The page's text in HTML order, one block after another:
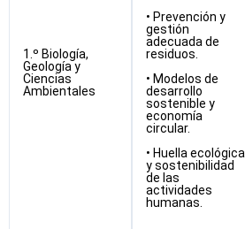
1.º Biología,
Geología y
Ciencias
Ambientales
• Prevención y
gestión
adecuada de
residuos.
• Modelos de
desarrollo
sostenible y
economía
circular.
• Huella ecológica
y sostenibilidad
de las
actividades
humanas.